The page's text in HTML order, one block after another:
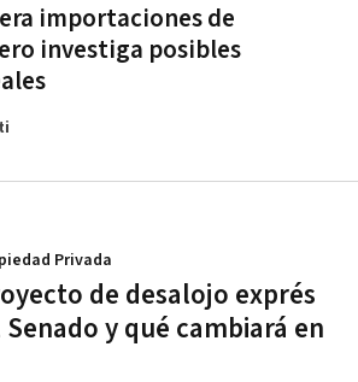
importaciones de
investiga posibles
de desalojo exprés
y qué cambiará en
Privada